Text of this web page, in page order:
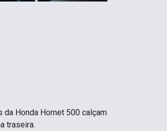
Honda Hornet 500 calçam
traseira.